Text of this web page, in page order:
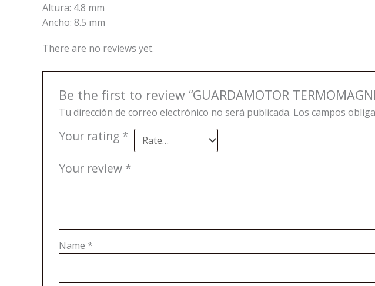
Altura: 4.8 mm
Ancho: 8.5 mm
There are no reviews yet.
Be the first to review “GUARDAMOTOR
Tu dirección de correo electrónico no será publicada. Los campos
Your rating *
Your review *
Name *